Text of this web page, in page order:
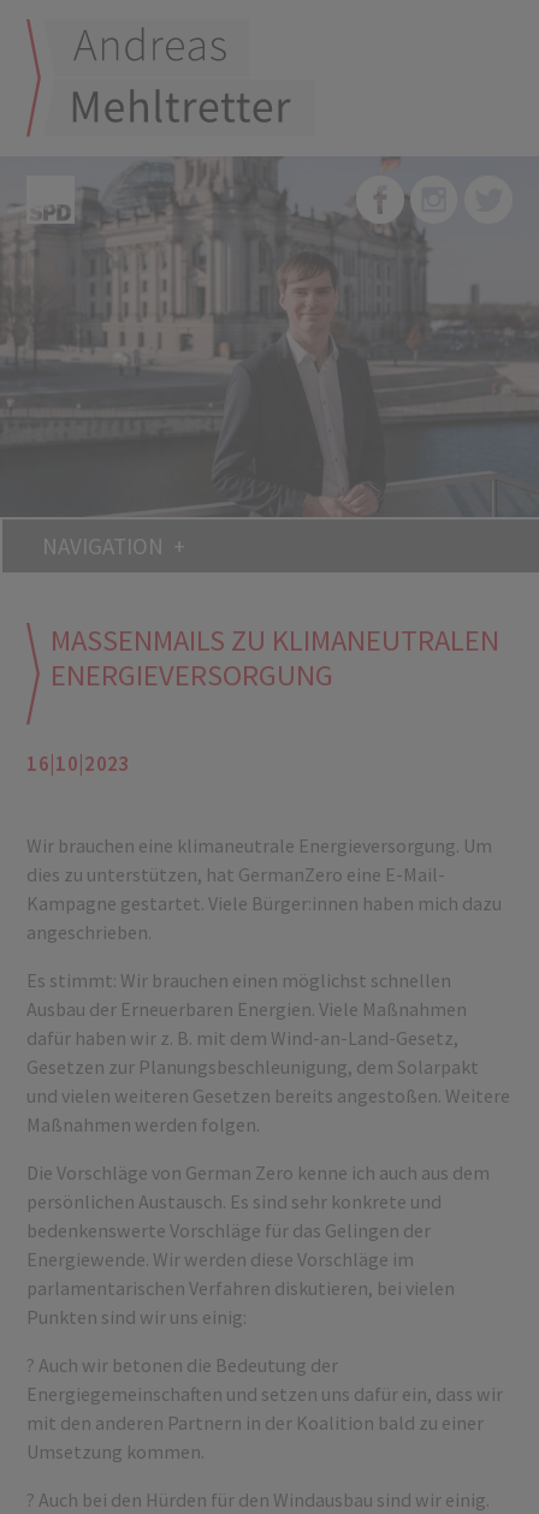
NAVIGATION
MASSENMAILS ZU KLIMANEUTRALEN
ENERGIEVERSORGUNG
16|10|2023
Wir brauchen eine klimaneutrale Energieversorgung. Um
dies zu unterstützen, hat GermanZero eine E-Mail-
Kampagne gestartet. Viele Bürger:innen haben mich dazu
angeschrieben.
Es stimmt: Wir brauchen einen möglichst schnellen
Ausbau der Erneuerbaren Energien. Viele Maßnahmen
dafür haben wir z. B. mit dem Wind-an-Land-Gesetz,
Gesetzen zur Planungsbeschleunigung, dem Solarpakt
und vielen weiteren Gesetzen bereits angestoßen. Weitere
Maßnahmen werden folgen.
Die Vorschläge von German Zero kenne ich auch aus dem
persönlichen Austausch. Es sind sehr konkrete und
bedenkenswerte Vorschläge für das Gelingen der
Energiewende. Wir werden diese Vorschläge im
parlamentarischen Verfahren diskutieren, bei vielen
Punkten sind wir uns einig:
? Auch wir betonen die Bedeutung der
Energiegemeinschaften und setzen uns dafür ein, dass wir
mit den anderen Partnern in der Koalition bald zu einer
Umsetzung kommen.
? Auch bei den Hürden für den Windausbau sind wir einig.